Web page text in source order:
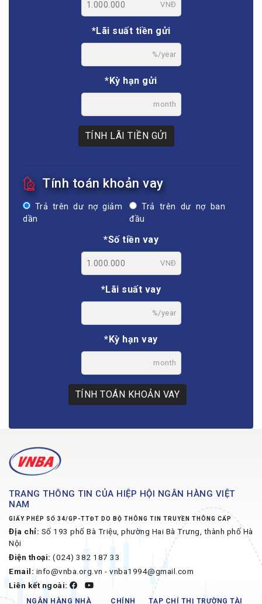
VNĐ
*Lãi suất tiền gửi
%/year
*Kỳ hạn gửi
month
TÍNH LÃI TIỀN GỬI
Tính toán khoản vay
Trả trên dư nợ giảm
dần
Trả trên dư nợ ban
đầu
*Số tiền vay
VNĐ
*Lãi suất vay
%/year
*Kỳ hạn vay
month
TÍNH TOÁN KHOẢN VAY
TRANG THÔNG TIN CỦA HIỆP HỘI NGÂN HÀNG VIỆT
NAM
GIẤY PHÉP SỐ 34/GP-TTĐT DO BỘ THÔNG TIN TRUYỀN THÔNG CẤP
Địa chỉ: Số 193 phố Bà Triệu, phường Hai Bà Trưng, thành phố Hà
Nội
Điện thoại: (024) 382 187 33
Email: info@vnba.org.vn - vnba1994@gmail.com
Liên kết ngoài:
NGÂN HÀNG NHÀ CHÍNH TẠP CHÍ THỊ TRƯỜNG TÀI